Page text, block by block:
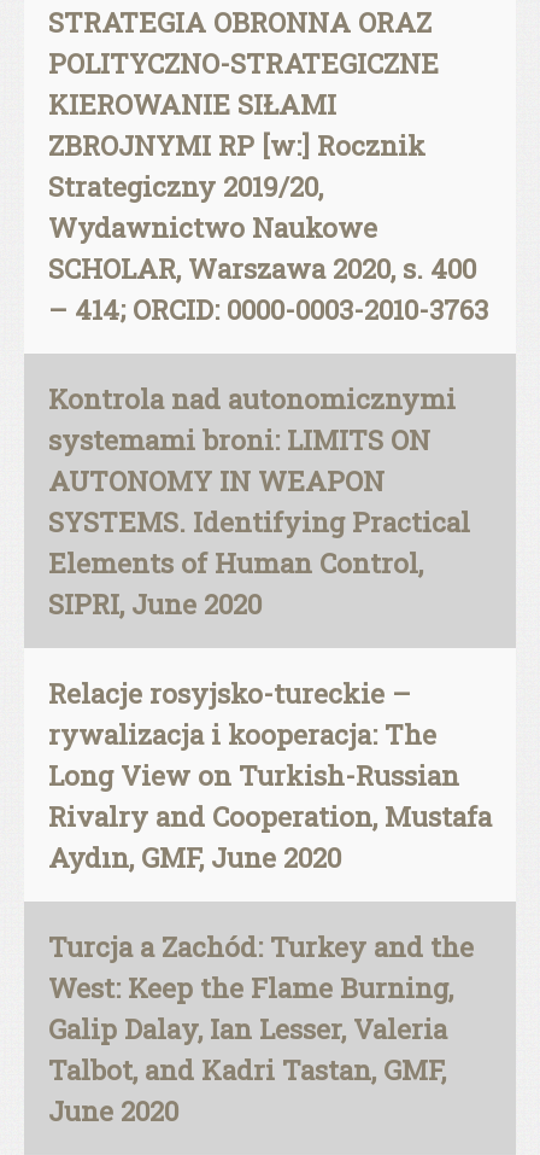
STRATEGIA OBRONNA ORAZ
POLITYCZNO-STRATEGICZNE
KIEROWANIE SIŁAMI
ZBROJNYMI RP [w:] Rocznik
Strategiczny 2019/20,
Wydawnictwo Naukowe
SCHOLAR, Warszawa 2020, s. 400
– 414; ORCID: 0000-0003-2010-3763
Kontrola nad autonomicznymi
systemami broni: LIMITS ON
AUTONOMY IN WEAPON
SYSTEMS. Identifying Practical
Elements of Human Control,
SIPRI, June 2020
Relacje rosyjsko-tureckie –
rywalizacja i kooperacja: The
Long View on Turkish-Russian
Rivalry and Cooperation, Mustafa
Aydın, GMF, June 2020
Turcja a Zachód: Turkey and the
West: Keep the Flame Burning,
Galip Dalay, Ian Lesser, Valeria
Talbot, and Kadri Tastan, GMF,
June 2020